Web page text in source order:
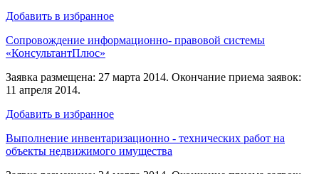
Добавить в избранное
Сопровождение информационно- правовой системы
«КонсультантПлюс»
Заявка размещена: 27 марта 2014. Окончание приема заявок:
11 апреля 2014.
Добавить в избранное
Выполнение инвентаризационно - технических работ на
объекты недвижимого имущества